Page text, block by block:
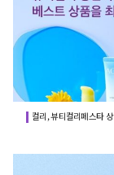
컬리, 뷰티컬리페스타